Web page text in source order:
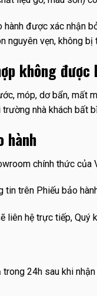
hành được xác nhận
nguyên vẹn, không
không được
móp, dơ bẩn, mất
nhà khách bất
hành
chính thức
tin trên Phiếu bảo
liên hệ trực tiếp,
24h sau khi